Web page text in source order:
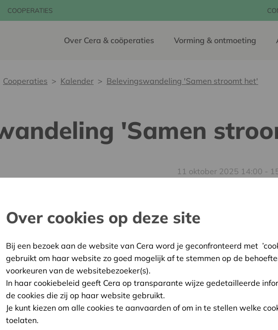
COOPERATIES
Over Cera & coöperaties Vorming & ontmoeting
Cooperaties Kalender Belevingswandeling 'Samen stroomt het'
'Samen
11 oktober 2025 14:00 -
De
coöperatieve bril
Tijdens deze interactieve
plekken waar
collectieve zonnepanelen
Je kiest zelf: stap mee
Over cookies op deze site
Bij een bezoek aan de website van Cera word je geconfronteerd met
gebruikt om haar website zo goed mogelijk af te stemmen op de
voorkeuren van de websitebezoeker(s).
In haar cookiebeleid geeft Cera op transparante wijze gedetailleerde
de cookies die zij op haar website gebruikt.
Je kunt kiezen om alle cookies te aanvaarden of om in te stellen welke
toelaten.